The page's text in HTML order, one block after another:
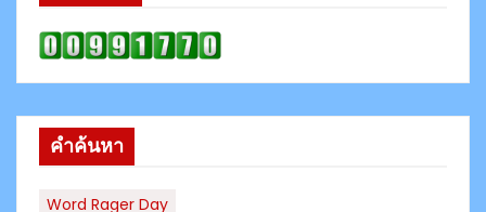
คำค้นหา
Word Rager Day